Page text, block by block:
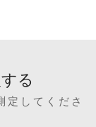
る
定してくださ